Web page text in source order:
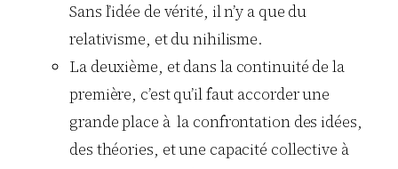
Sans l’idée de vérité, il n’y a que du
relativisme, et du nihilisme.
La deuxième, et dans la continuité de la
première, c’est qu’il faut accorder une
grande place à la confrontation des idées,
des théories, et une capacité collective à